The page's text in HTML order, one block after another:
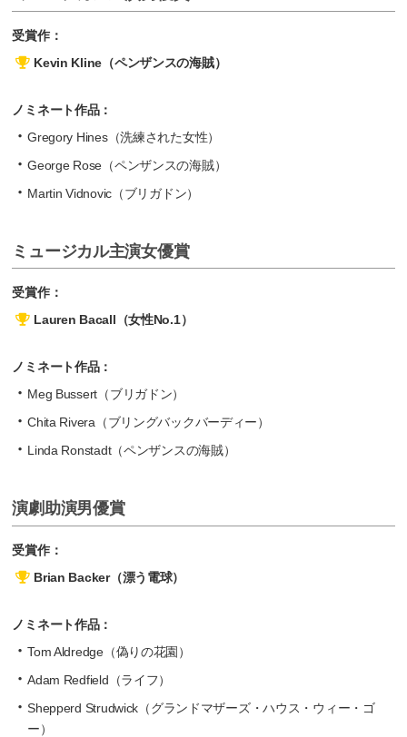
受賞作：
Kevin Kline（ペンザンスの海賊）
ノミネート作品：
Gregory Hines（洗練された女性）
George Rose（ペンザンスの海賊）
Martin Vidnovic（ブリガドン）
ミュージカル主演女優賞
受賞作：
Lauren Bacall（女性No.1）
ノミネート作品：
Meg Bussert（ブリガドン）
Chita Rivera（ブリングバックバーディー）
Linda Ronstadt（ペンザンスの海賊）
演劇助演男優賞
受賞作：
Brian Backer（漂う電球）
ノミネート作品：
Tom Aldredge（偽りの花園）
Adam Redfield（ライフ）
Shepperd Strudwick（グランドマザーズ・ハウス・ウィー・ゴ
ー）